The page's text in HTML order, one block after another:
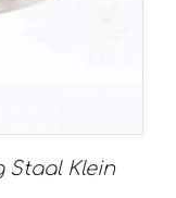
Staal Klein